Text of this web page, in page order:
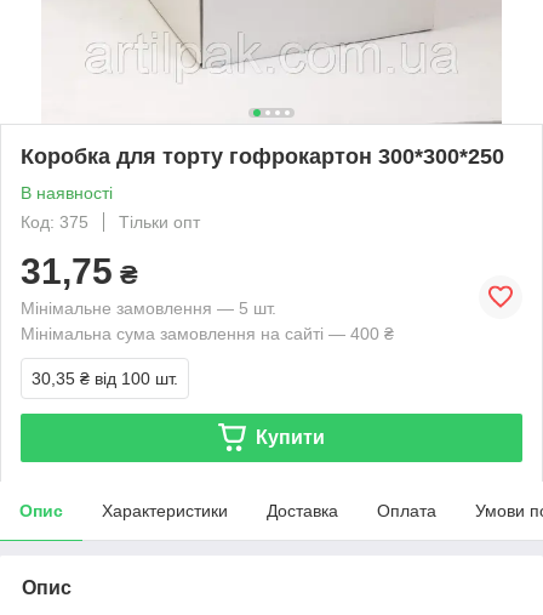
Коробка для торту гофрокартон 300*300*250
В наявності
Код: 375
Тільки опт
31,75 ₴
Мінімальне замовлення — 5 шт.
Мінімальна сума замовлення на сайті — 400 ₴
30,35 ₴ від 100 шт.
Купити
Опис Характеристики Доставка Оплата Умови
Опис